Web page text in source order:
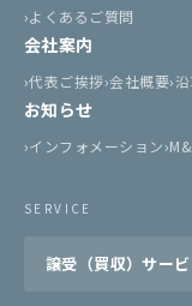
よくあるご質問
会社案内
代表ご挨拶 会社概要
お知らせ
インフォメーション
SERVICE
譲受（買収）サー